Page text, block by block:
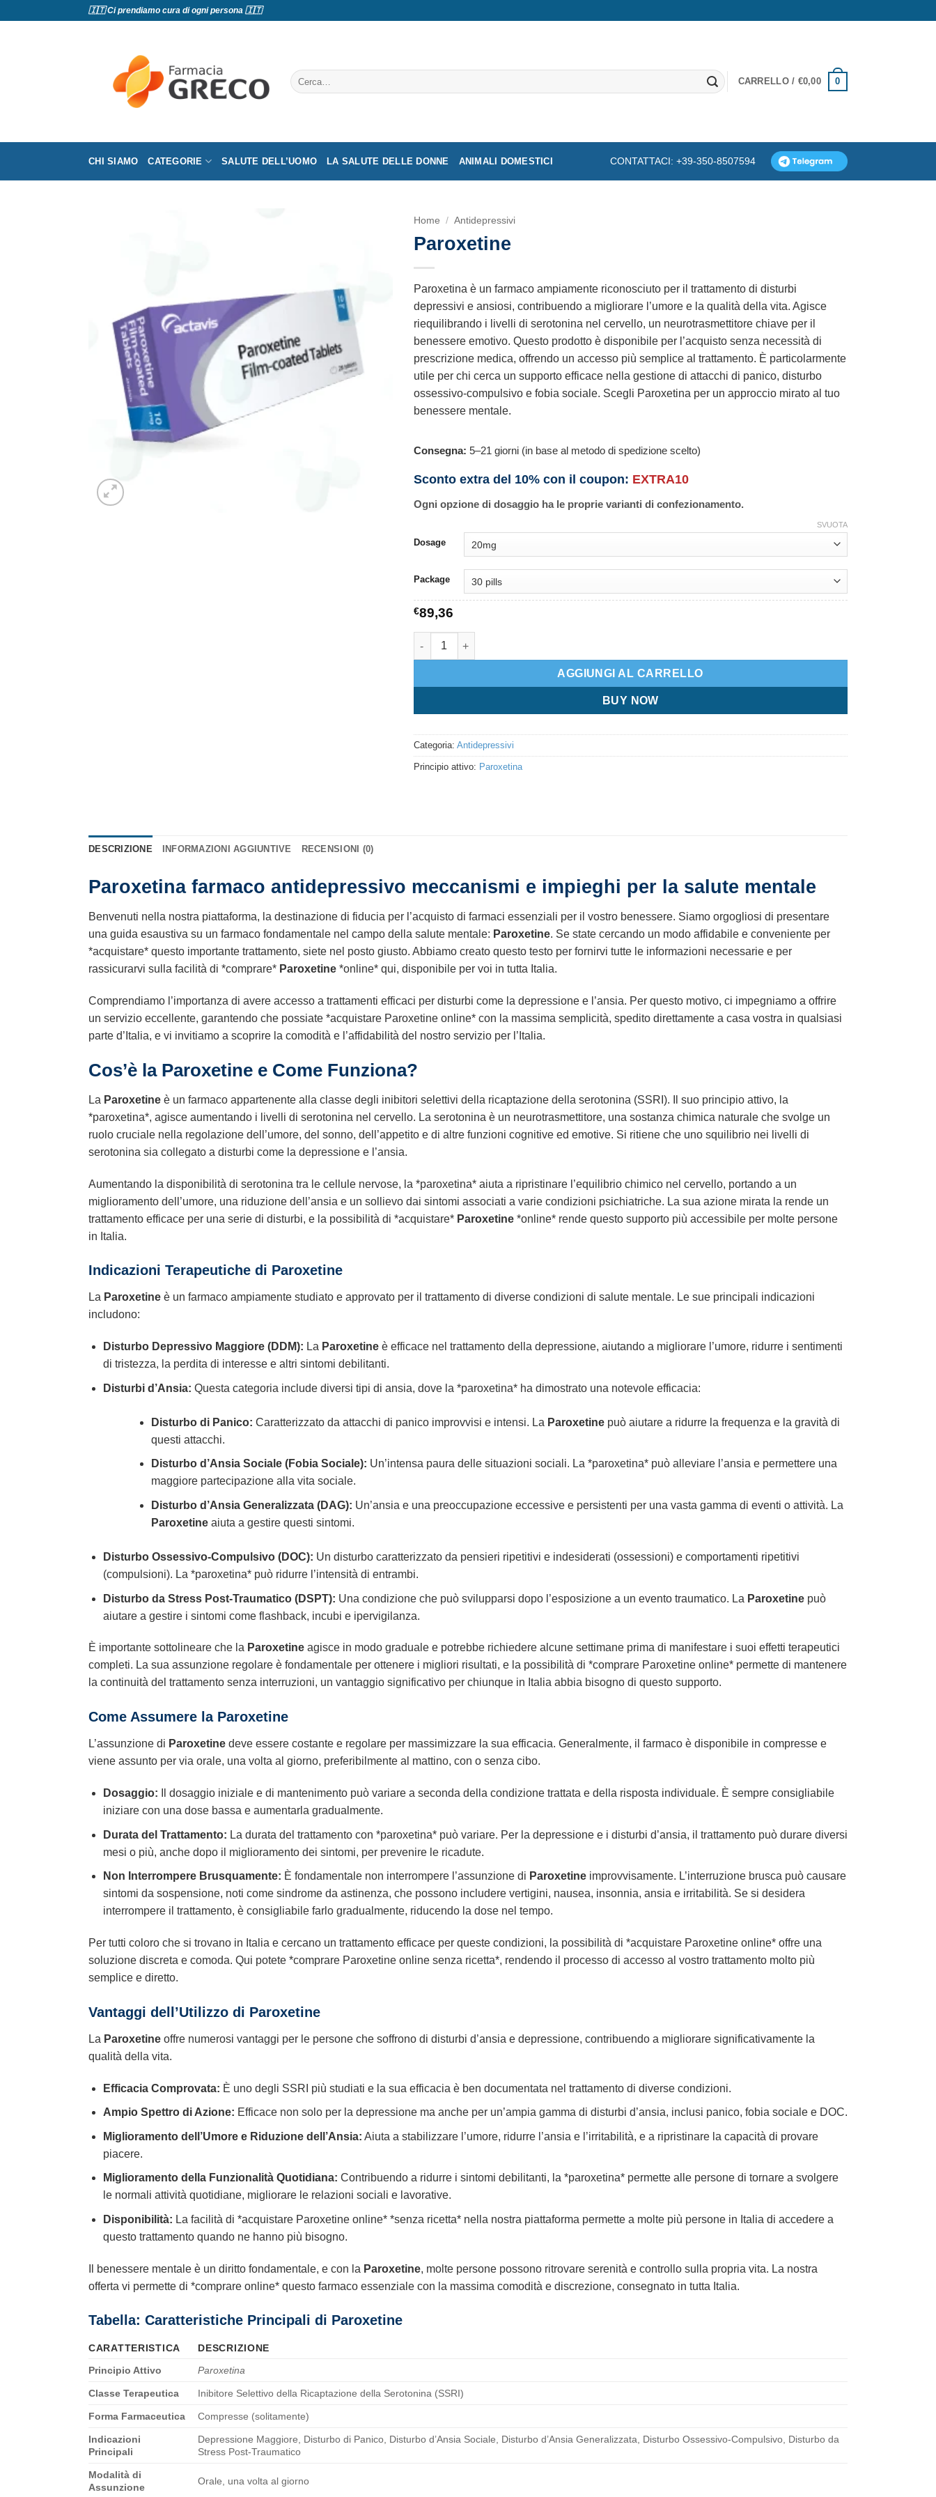
🇮🇹 Ci prendiamo cura di ogni persona 🇮🇹
Cerca:
CARRELLO / €0,00 0
CHI SIAMO CATEGORIE SALUTE DELL’UOMO LA SALUTE DELLE DONNE ANIMALI DOMESTICI CONTATTACI: +39-350-8507594
Home / Antidepressivi
Paroxetine
Paroxetina è un farmaco ampiamente riconosciuto per il trattamento di disturbi
depressivi e ansiosi, contribuendo a migliorare l’umore e la qualità della vita. Agisce
riequilibrando i livelli di serotonina nel cervello, un neurotrasmettitore chiave per il
benessere emotivo. Questo prodotto è disponibile per l’acquisto senza necessità di
prescrizione medica, offrendo un accesso più semplice al trattamento. È particolarmente
utile per chi cerca un supporto efficace nella gestione di attacchi di panico, disturbo
ossessivo-compulsivo e fobia sociale. Scegli Paroxetina per un approccio mirato al tuo
benessere mentale.
Consegna: 5–21 giorni (in base al metodo di spedizione scelto)
Sconto extra del 10% con il coupon: EXTRA10
Ogni opzione di dosaggio ha le proprie varianti di confezionamento.
Dosage
Package
SVUOTA
€89,36
Paroxetine quantità
AGGIUNGI AL CARRELLO
BUY NOW
Categoria: Antidepressivi
Principio attivo: Paroxetina
DESCRIZIONE INFORMAZIONI AGGIUNTIVE RECENSIONI (0)
Paroxetina farmaco antidepressivo meccanismi e impieghi per la salute mentale
Benvenuti nella nostra piattaforma, la destinazione di fiducia per l’acquisto di farmaci essenziali per il vostro benessere. Siamo orgogliosi di presentare
una guida esaustiva su un farmaco fondamentale nel campo della salute mentale: Paroxetine. Se state cercando un modo affidabile e conveniente per
*acquistare* questo importante trattamento, siete nel posto giusto. Abbiamo creato questo testo per fornirvi tutte le informazioni necessarie e per
rassicurarvi sulla facilità di *comprare* Paroxetine *online* qui, disponibile per voi in tutta Italia.
Comprendiamo l’importanza di avere accesso a trattamenti efficaci per disturbi come la depressione e l’ansia. Per questo motivo, ci impegniamo a offrire
un servizio eccellente, garantendo che possiate *acquistare Paroxetine online* con la massima semplicità, spedito direttamente a casa vostra in qualsiasi
parte d’Italia, e vi invitiamo a scoprire la comodità e l’affidabilità del nostro servizio per l’Italia.
Cos’è la Paroxetine e Come Funziona?
La Paroxetine è un farmaco appartenente alla classe degli inibitori selettivi della ricaptazione della serotonina (SSRI). Il suo principio attivo, la
*paroxetina*, agisce aumentando i livelli di serotonina nel cervello. La serotonina è un neurotrasmettitore, una sostanza chimica naturale che svolge un
ruolo cruciale nella regolazione dell’umore, del sonno, dell’appetito e di altre funzioni cognitive ed emotive. Si ritiene che uno squilibrio nei livelli di
serotonina sia collegato a disturbi come la depressione e l’ansia.
Aumentando la disponibilità di serotonina tra le cellule nervose, la *paroxetina* aiuta a ripristinare l’equilibrio chimico nel cervello, portando a un
miglioramento dell’umore, una riduzione dell’ansia e un sollievo dai sintomi associati a varie condizioni psichiatriche. La sua azione mirata la rende un
trattamento efficace per una serie di disturbi, e la possibilità di *acquistare* Paroxetine *online* rende questo supporto più accessibile per molte persone
in Italia.
Indicazioni Terapeutiche di Paroxetine
La Paroxetine è un farmaco ampiamente studiato e approvato per il trattamento di diverse condizioni di salute mentale. Le sue principali indicazioni
includono:
Disturbo Depressivo Maggiore (DDM): La Paroxetineè efficace nel trattamento della depressione, aiutando a migliorare l’umore, ridurre i sentimenti
di tristezza, la perdita di interesse e altri sintomi debilitanti.
Disturbi d’Ansia: Questa categoria include diversi tipi di ansia, dove la *paroxetina* ha dimostrato una notevole efficacia:
Disturbo di Panico: Caratterizzato da attacchi di panico improvvisi e intensi. La Paroxetinepuò aiutare a ridurre la frequenza e la gravità di
questi attacchi.
Disturbo d’Ansia Sociale (Fobia Sociale): Un’intensa paura delle situazioni sociali. La *paroxetina* può alleviare l’ansia e permettere una
maggiore partecipazione alla vita sociale.
Disturbo d’Ansia Generalizzata (DAG): Un’ansia e una preoccupazione eccessive e persistenti per una vasta gamma di eventi o attività. La
Paroxetineaiuta a gestire questi sintomi.
Disturbo Ossessivo-Compulsivo (DOC): Un disturbo caratterizzato da pensieri ripetitivi e indesiderati (ossessioni) e comportamenti ripetitivi
(compulsioni). La *paroxetina* può ridurre l’intensità di entrambi.
Disturbo da Stress Post-Traumatico (DSPT): Una condizione che può svilupparsi dopo l’esposizione a un evento traumatico. La Paroxetinepuò
aiutare a gestire i sintomi come flashback, incubi e ipervigilanza.
È importante sottolineare che la Paroxetine agisce in modo graduale e potrebbe richiedere alcune settimane prima di manifestare i suoi effetti terapeutici
completi. La sua assunzione regolare è fondamentale per ottenere i migliori risultati, e la possibilità di *comprare Paroxetine online* permette di mantenere
la continuità del trattamento senza interruzioni, un vantaggio significativo per chiunque in Italia abbia bisogno di questo supporto.
Come Assumere la Paroxetine
L’assunzione di Paroxetine deve essere costante e regolare per massimizzare la sua efficacia. Generalmente, il farmaco è disponibile in compresse e
viene assunto per via orale, una volta al giorno, preferibilmente al mattino, con o senza cibo.
Dosaggio: Il dosaggio iniziale e di mantenimento può variare a seconda della condizione trattata e della risposta individuale. È sempre consigliabile
iniziare con una dose bassa e aumentarla gradualmente.
Durata del Trattamento: La durata del trattamento con *paroxetina* può variare. Per la depressione e i disturbi d’ansia, il trattamento può durare diversi
mesi o più, anche dopo il miglioramento dei sintomi, per prevenire le ricadute.
Non Interrompere Brusquamente: È fondamentale non interrompere l’assunzione di Paroxetineimprovvisamente. L’interruzione brusca può causare
sintomi da sospensione, noti come sindrome da astinenza, che possono includere vertigini, nausea, insonnia, ansia e irritabilità. Se si desidera
interrompere il trattamento, è consigliabile farlo gradualmente, riducendo la dose nel tempo.
Per tutti coloro che si trovano in Italia e cercano un trattamento efficace per queste condizioni, la possibilità di *acquistare Paroxetine online* offre una
soluzione discreta e comoda. Qui potete *comprare Paroxetine online senza ricetta*, rendendo il processo di accesso al vostro trattamento molto più
semplice e diretto.
Vantaggi dell’Utilizzo di Paroxetine
La Paroxetine offre numerosi vantaggi per le persone che soffrono di disturbi d’ansia e depressione, contribuendo a migliorare significativamente la
qualità della vita.
Efficacia Comprovata: È uno degli SSRI più studiati e la sua efficacia è ben documentata nel trattamento di diverse condizioni.
Ampio Spettro di Azione: Efficace non solo per la depressione ma anche per un’ampia gamma di disturbi d’ansia, inclusi panico, fobia sociale e DOC.
Miglioramento dell’Umore e Riduzione dell’Ansia: Aiuta a stabilizzare l’umore, ridurre l’ansia e l’irritabilità, e a ripristinare la capacità di provare
piacere.
Miglioramento della Funzionalità Quotidiana: Contribuendo a ridurre i sintomi debilitanti, la *paroxetina* permette alle persone di tornare a svolgere
le normali attività quotidiane, migliorare le relazioni sociali e lavorative.
Disponibilità: La facilità di *acquistare Paroxetine online* *senza ricetta* nella nostra piattaforma permette a molte più persone in Italia di accedere a
questo trattamento quando ne hanno più bisogno.
Il benessere mentale è un diritto fondamentale, e con la Paroxetine, molte persone possono ritrovare serenità e controllo sulla propria vita. La nostra
offerta vi permette di *comprare online* questo farmaco essenziale con la massima comodità e discrezione, consegnato in tutta Italia.
Tabella: Caratteristiche Principali di Paroxetine
CARATTERISTICA
DESCRIZIONE
Principio Attivo
Paroxetina
Classe Terapeutica Inibitore Selettivo della Ricaptazione della Serotonina (SSRI)
Forma Farmaceutica Compresse (solitamente)
Indicazioni
Principali
Depressione Maggiore, Disturbo di Panico, Disturbo d’Ansia Sociale, Disturbo d’Ansia Generalizzata, Disturbo Ossessivo-Compulsivo, Disturbo da
Stress Post-Traumatico
Modalità di
Assunzione
Orale, una volta al giorno